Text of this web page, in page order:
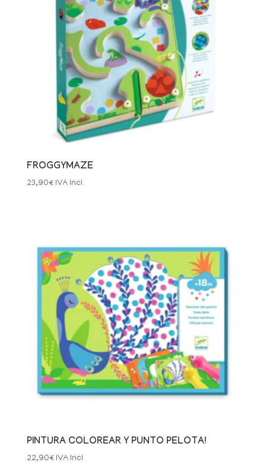
FROGGYMAZE
23,90€ IVA Incl
PINTURA COLOREAR Y PUNTO PELOTA!
22,90€ IVA Incl